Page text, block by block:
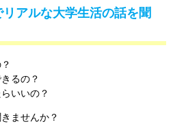
アルな大学生活の話を聞
るの？
いいの？
ませんか？